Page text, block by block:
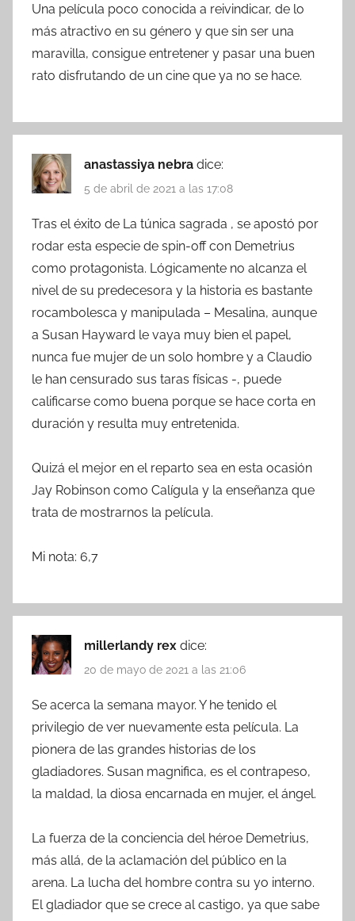
Una película poco conocida a reivindicar, de lo
más atractivo en su género y que sin ser una
maravilla, consigue entretener y pasar una buen
rato disfrutando de un cine que ya no se hace.
anastassiya nebra dice:
5 de abril de 2021 a las 17:08
Tras el éxito de La túnica sagrada , se apostó por
rodar esta especie de spin-off con Demetrius
como protagonista. Lógicamente no alcanza el
nivel de su predecesora y la historia es bastante
rocambolesca y manipulada – Mesalina, aunque
a Susan Hayward le vaya muy bien el papel,
nunca fue mujer de un solo hombre y a Claudio
le han censurado sus taras físicas -, puede
calificarse como buena porque se hace corta en
duración y resulta muy entretenida.
Quizá el mejor en el reparto sea en esta ocasión
Jay Robinson como Calígula y la enseñanza que
trata de mostrarnos la película.
Mi nota: 6,7
millerlandy rex dice:
20 de mayo de 2021 a las 21:06
Se acerca la semana mayor. Y he tenido el
privilegio de ver nuevamente esta película. La
pionera de las grandes historias de los
gladiadores. Susan magnifica, es el contrapeso,
la maldad, la diosa encarnada en mujer, el ángel.
La fuerza de la conciencia del héroe Demetrius,
más allá, de la aclamación del público en la
arena. La lucha del hombre contra su yo interno.
El gladiador que se crece al castigo, ya que sabe